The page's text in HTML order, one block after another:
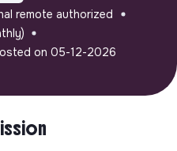
remote authorized
on 05-12-2026